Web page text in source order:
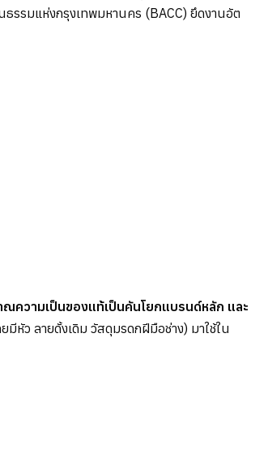
รรมแห่งกรุงเทพมหานคร (BACC) ยึดงานอัต
ความเป็นของแท้เป็นคันโยกแบรนด์หลัก และ
มีหัว ลายดั้งเดิม วัสดุมรดกฝีมือช่าง) มาใช้ใน